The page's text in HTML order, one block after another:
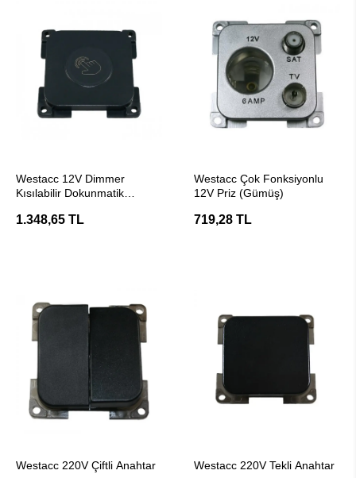
Westacc 12V Dimmer
Kısılabilir Dokunmatik
1.348,65 TL
Westacc Çok Fonksiyonlu
12V Priz (Gümüş)
719,28 TL
Westacc 220V Çiftli Anahtar Westacc 220V Tekli Anahtar